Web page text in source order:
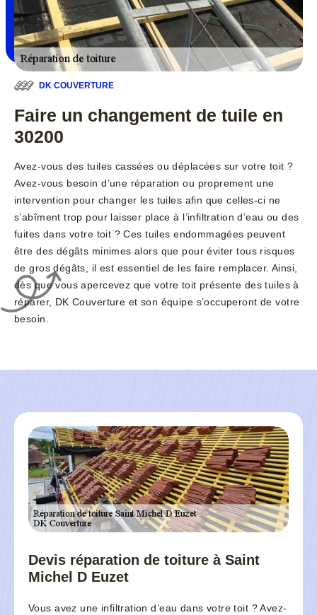
DK COUVERTURE
Faire un changement de tuile en
30200
Avez-vous des tuiles cassées ou déplacées sur votre toit ?
Avez-vous besoin d’une réparation ou proprement une
intervention pour changer les tuiles afin que celles-ci ne
s’abîment trop pour laisser place à l’infiltration d’eau ou des
fuites dans votre toit ? Ces tuiles endommagées peuvent
être des dégâts minimes alors que pour éviter tous risques
de gros dégâts, il est essentiel de les faire remplacer. Ainsi,
dès que vous apercevez que votre toit présente des tuiles à
réparer, DK Couverture et son équipe s’occuperont de votre
besoin.
Devis réparation de toiture à Saint
Michel D Euzet
Vous avez une infiltration d’eau dans votre toit ? Avez-